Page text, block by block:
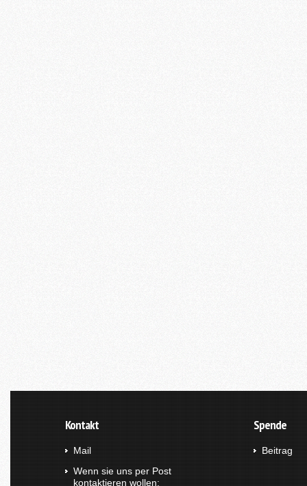
Kontakt
Mail
Wenn sie uns per Post
kontaktieren wollen:
Spende
Beitrag